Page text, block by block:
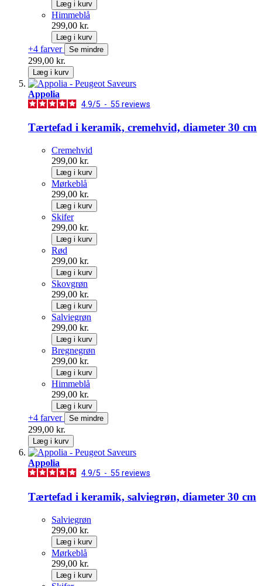
Læg i kurv
Himmeblå
299,00 kr.
Læg i kurv
+4 farver Se mindre
299,00 kr.
Læg i kurv
Appolia
4.9/5 - 55 reviews
Tærtefad i keramik, cremehvid, diameter 30 cm
Cremehvid
299,00 kr.
Læg i kurv
Mørkeblå
299,00 kr.
Læg i kurv
Skifer
299,00 kr.
Læg i kurv
Rød
299,00 kr.
Læg i kurv
Skovgrøn
299,00 kr.
Læg i kurv
Salviegrøn
299,00 kr.
Læg i kurv
Bregnegrøn
299,00 kr.
Læg i kurv
Himmeblå
299,00 kr.
Læg i kurv
+4 farver Se mindre
299,00 kr.
Læg i kurv
Appolia
4.9/5 - 55 reviews
Tærtefad i keramik, salviegrøn, diameter 30 cm
Salviegrøn
299,00 kr.
Læg i kurv
Mørkeblå
299,00 kr.
Læg i kurv